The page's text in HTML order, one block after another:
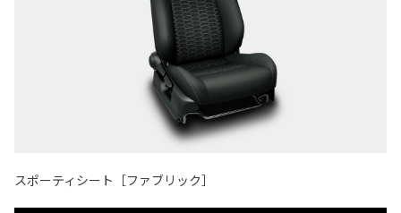
スポーティシート［ファブリック］